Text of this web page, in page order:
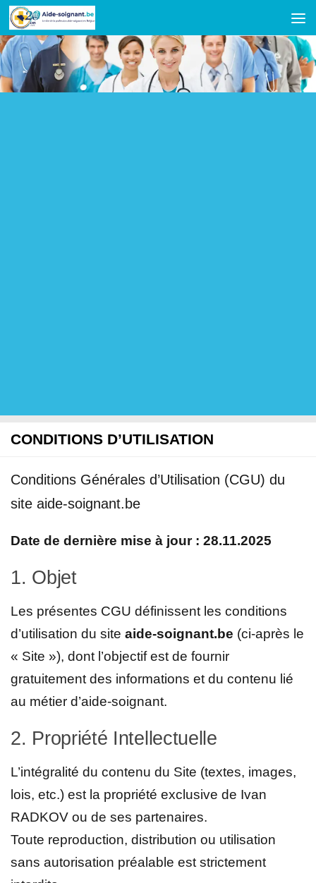
Skip to content
CONDITIONS D’UTILISATION
Conditions Générales d’Utilisation (CGU) du
site aide-soignant.be
Date de dernière mise à jour : 28.11.2025
1. Objet
Les présentes CGU définissent les conditions
d’utilisation du site aide-soignant.be (ci-après le
« Site »), dont l’objectif est de fournir
gratuitement des informations et du contenu lié
au métier d’aide-soignant.
2. Propriété Intellectuelle
L’intégralité du contenu du Site (textes, images,
lois, etc.) est la propriété exclusive de Ivan
RADKOV ou de ses partenaires.
Toute reproduction, distribution ou utilisation
sans autorisation préalable est strictement